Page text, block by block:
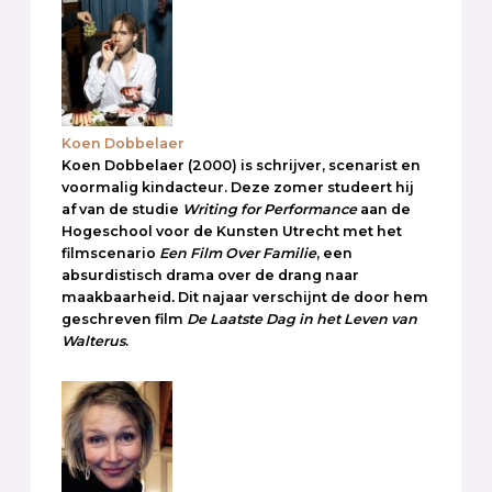
Koen Dobbelaer
Koen Dobbelaer (2000) is schrijver, scenarist en
voormalig kindacteur. Deze zomer studeert hij
af van de studie Writing for Performanceaan de
Hogeschool voor de Kunsten Utrecht met het
filmscenario Een Film Over Familie, een
absurdistisch drama over de drang naar
maakbaarheid. Dit najaar verschijnt de door hem
geschreven film De Laatste Dag in het Leven van
Walterus.